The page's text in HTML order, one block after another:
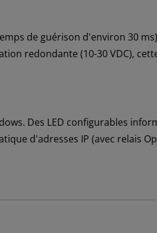
de guérison d'environ 30
redondante (10-30 VDC),
Des LED configurables
d'adresses IP (avec relais